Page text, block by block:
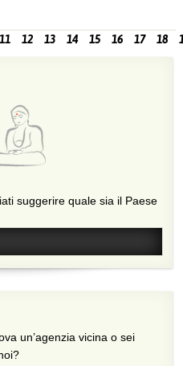
11 12 13 14 15 16 17 18
suggerire quale sia il Paese